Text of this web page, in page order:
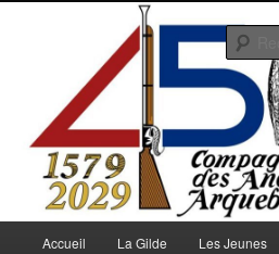
Arquebusiers.eu
Accueil La Gilde Les Jeunes